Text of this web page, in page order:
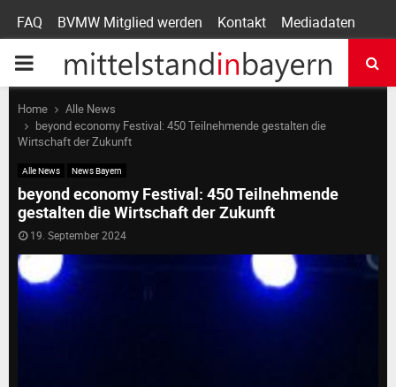
FAQ BVMW Mitglied werden Kontakt Mediadaten
P
R
M
A
R
Home
Alle News
beyond economy Festival: 450 Teilnehmende gestalten die
Wirtschaft der Zukunft
Alle News News Bayern
beyond economy Festival: 450 Teilnehmende
gestalten die Wirtschaft der Zukunft
19. September 2024